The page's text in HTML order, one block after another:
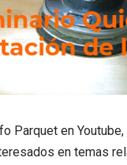
Parquet en Youtube,
en temas